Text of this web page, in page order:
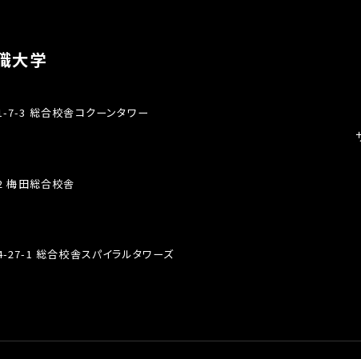
大学
3 総合校舎コクーンタワー
梅田総合校舎
1 総合校舎スパイラルタワーズ